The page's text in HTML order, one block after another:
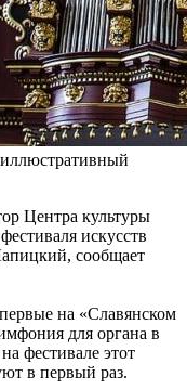
Центра культуры
искусств
сообщает
на «Славянском
для органа в
фестивале этот
в первый раз.